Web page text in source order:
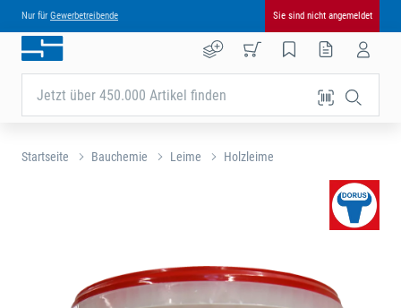
Nur für Gewerbetreibende Sie sind nicht angemeldet
Jetzt über 450.000 Artikel finden
Startseite Bauchemie Leime Holzleime